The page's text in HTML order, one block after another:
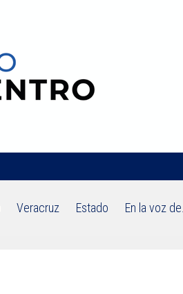
Veracruz Estado En la voz de…